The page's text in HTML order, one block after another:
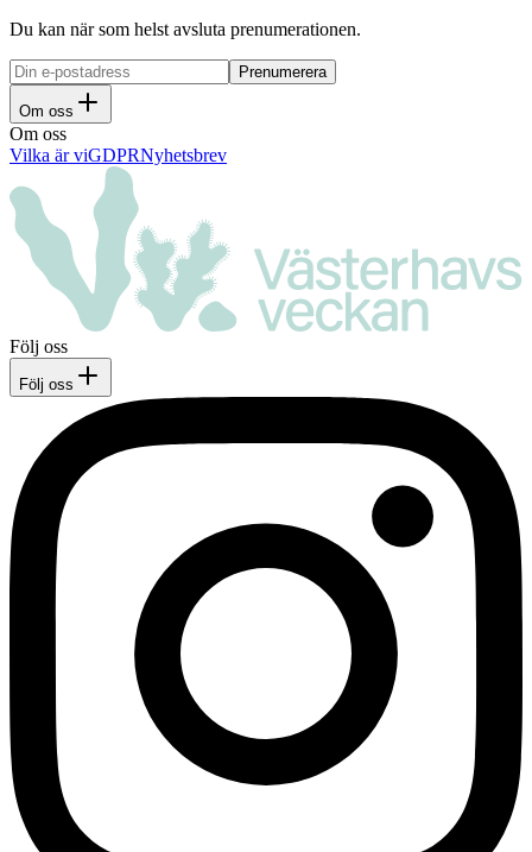
Du kan när som helst avsluta prenumerationen.
Om oss
Om oss
Vilka är viGDPRNyhetsbrev
Följ oss
Följ oss